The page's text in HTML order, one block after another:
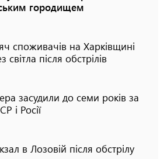
городищем
споживачів на Харківщині
після обстрілів
засудили до семи років за
і Росії
в Лозовій після обстрілу